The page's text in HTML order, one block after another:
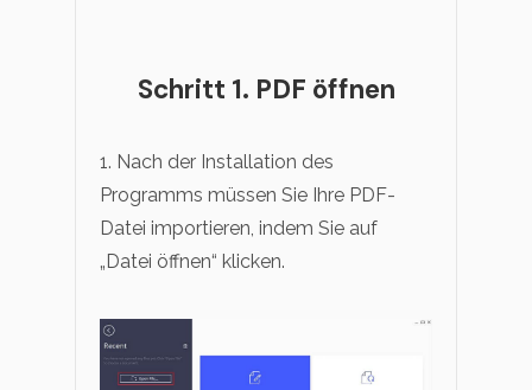
Schritt 1. PDF öffnen
1. Nach der Installation des
Programms müssen Sie Ihre PDF-
Datei importieren, indem Sie auf
„Datei öffnen“ klicken.